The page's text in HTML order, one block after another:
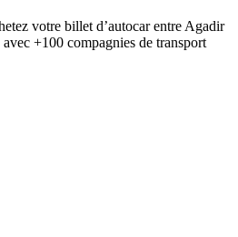
votre billet d’autocar entre Agadir
+100 compagnies de transport